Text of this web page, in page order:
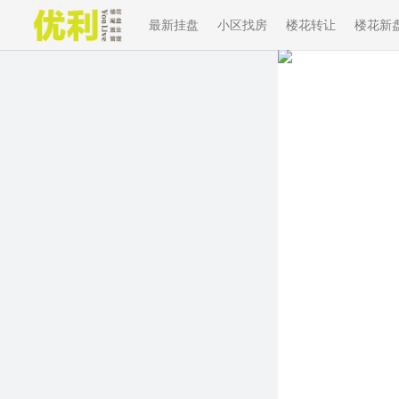
最新挂盘 小区找房 楼花转让 楼花新